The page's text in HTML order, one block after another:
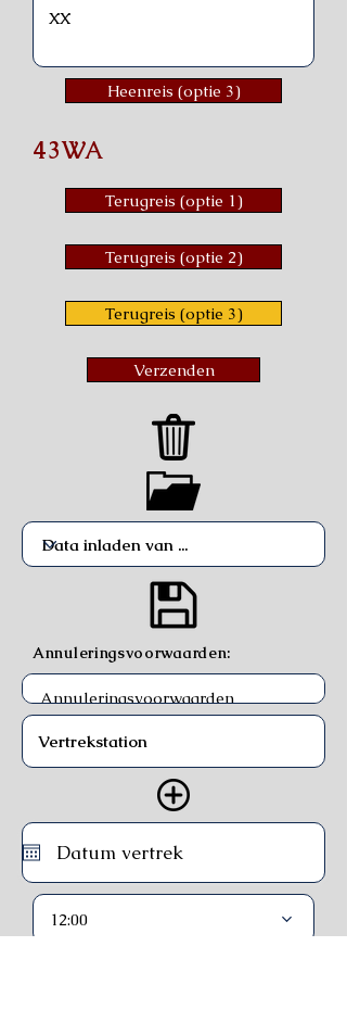
Heenreis (optie 3)
43WA
Terugreis (optie 1)
Terugreis (optie 2)
Terugreis (optie 3)
Verzenden
Annuleringsvoorwaarden:
12:00